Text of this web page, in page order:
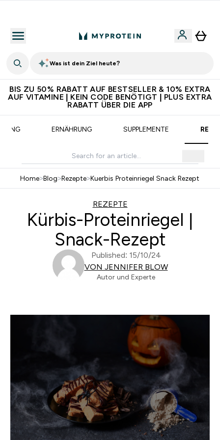
Was ist dein Ziel heute?
BIS ZU 50% RABATT AUF BESTSELLER & 10% EXTRA
AUF VITAMINE | KEIN CODE BENÖTIGT | PLUS EXTRA
RABATT ÜBER DIE APP
ERNÄHRUNG SUPPLEMENTE
Home>Blog>Rezepte>Kuerbis Proteinriegel Snack Rezept
REZEPTE
Kürbis-Proteinriegel |
Snack-Rezept
Published: 15/10/24
VON JENNIFER BLOW
Autor und Experte